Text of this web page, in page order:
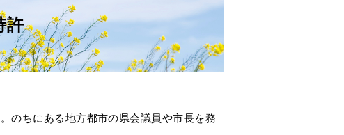
許
のちにある地方都市の県会議員や市長を務